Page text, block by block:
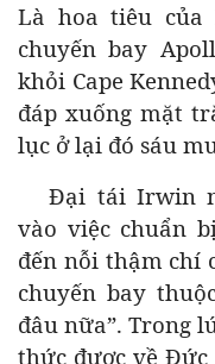
Là hoa tiêu của
chuyến bay
khỏi Cape
đáp xuống mặt
lục ở lại đó sáu
Đại tái Irwin
vào việc chuẩn
đến nỗi thậm chí
chuyến bay
đâu nữa”. Trong
thức được về Đức